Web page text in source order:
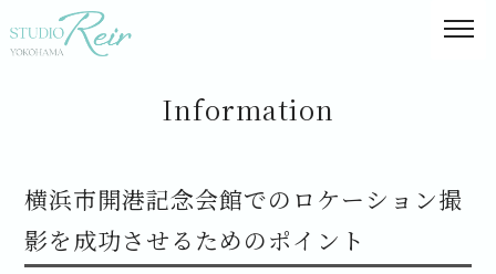
Information
横浜市開港記念会館でのロケーション撮
影を成功させるためのポイント